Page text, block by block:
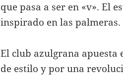
que pasa a ser en «v». El
inspirado en las palmeras.
El club azulgrana apuesta
de estilo y por una